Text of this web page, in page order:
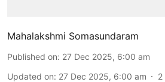
Mahalakshmi Somasundaram
Published on: 27 Dec 2025, 6:00 am
Updated on: 27 Dec 2025, 6:00 am 2